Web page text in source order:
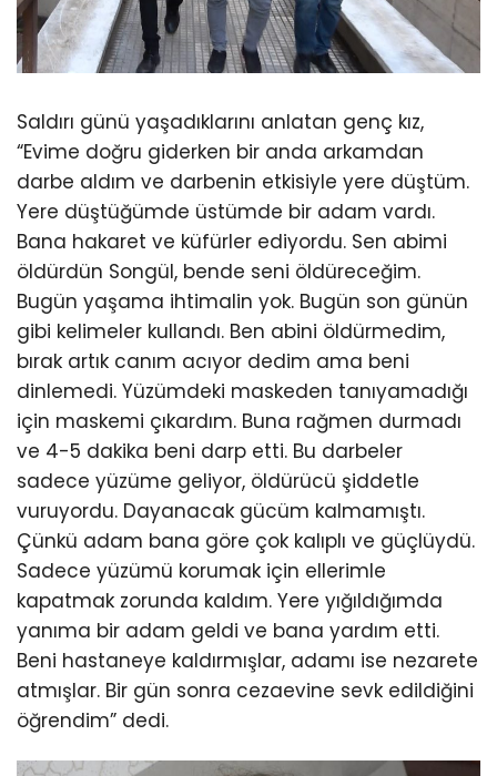
Saldırı günü yaşadıklarını anlatan genç kız,
“Evime doğru giderken bir anda arkamdan
darbe aldım ve darbenin etkisiyle yere düştüm.
Yere düştüğümde üstümde bir adam vardı.
Bana hakaret ve küfürler ediyordu. Sen abimi
öldürdün Songül, bende seni öldüreceğim.
Bugün yaşama ihtimalin yok. Bugün son günün
gibi kelimeler kullandı. Ben abini öldürmedim,
bırak artık canım acıyor dedim ama beni
dinlemedi. Yüzümdeki maskeden tanıyamadığı
için maskemi çıkardım. Buna rağmen durmadı
ve 4-5 dakika beni darp etti. Bu darbeler
sadece yüzüme geliyor, öldürücü şiddetle
vuruyordu. Dayanacak gücüm kalmamıştı.
Çünkü adam bana göre çok kalıplı ve güçlüydü.
Sadece yüzümü korumak için ellerimle
kapatmak zorunda kaldım. Yere yığıldığımda
yanıma bir adam geldi ve bana yardım etti.
Beni hastaneye kaldırmışlar, adamı ise nezarete
atmışlar. Bir gün sonra cezaevine sevk edildiğini
öğrendim” dedi.